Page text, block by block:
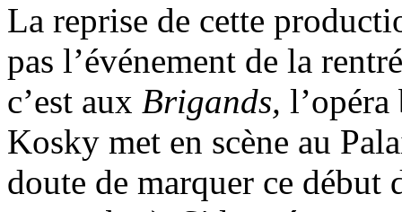
La reprise de cette
pas l’événement de la
c’est aux Brigands,
Kosky met en scène au
doute de marquer ce début